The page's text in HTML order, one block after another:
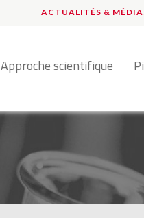
ACTUALITÉS &
Approche scientifique